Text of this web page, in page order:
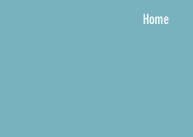
Home